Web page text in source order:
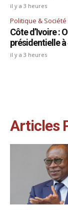
il y a 3 heures
Politique & Société
Côte d’Ivoire :
présidentielle à
il y a 3 heures
Articles